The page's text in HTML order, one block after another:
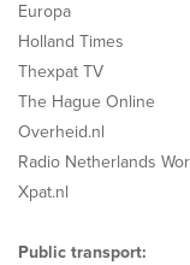
Europa
Holland Times
Thexpat TV
The Hague Online
Overheid.nl
Radio Netherlands
Xpat.nl
Public transport: